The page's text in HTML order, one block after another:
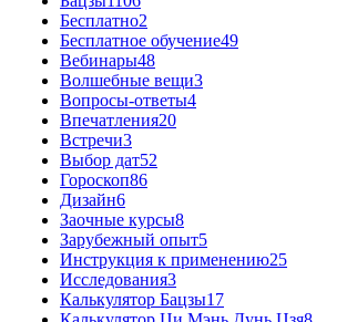
Бесплатно2
Бесплатное обучение49
Вебинары48
Волшебные вещи3
Вопросы-ответы4
Впечатления20
Встречи3
Выбор дат52
Гороскоп86
Дизайн6
Заочные курсы8
Зарубежный опыт5
Инструкция к применению25
Исследования3
Калькулятор Бацзы17